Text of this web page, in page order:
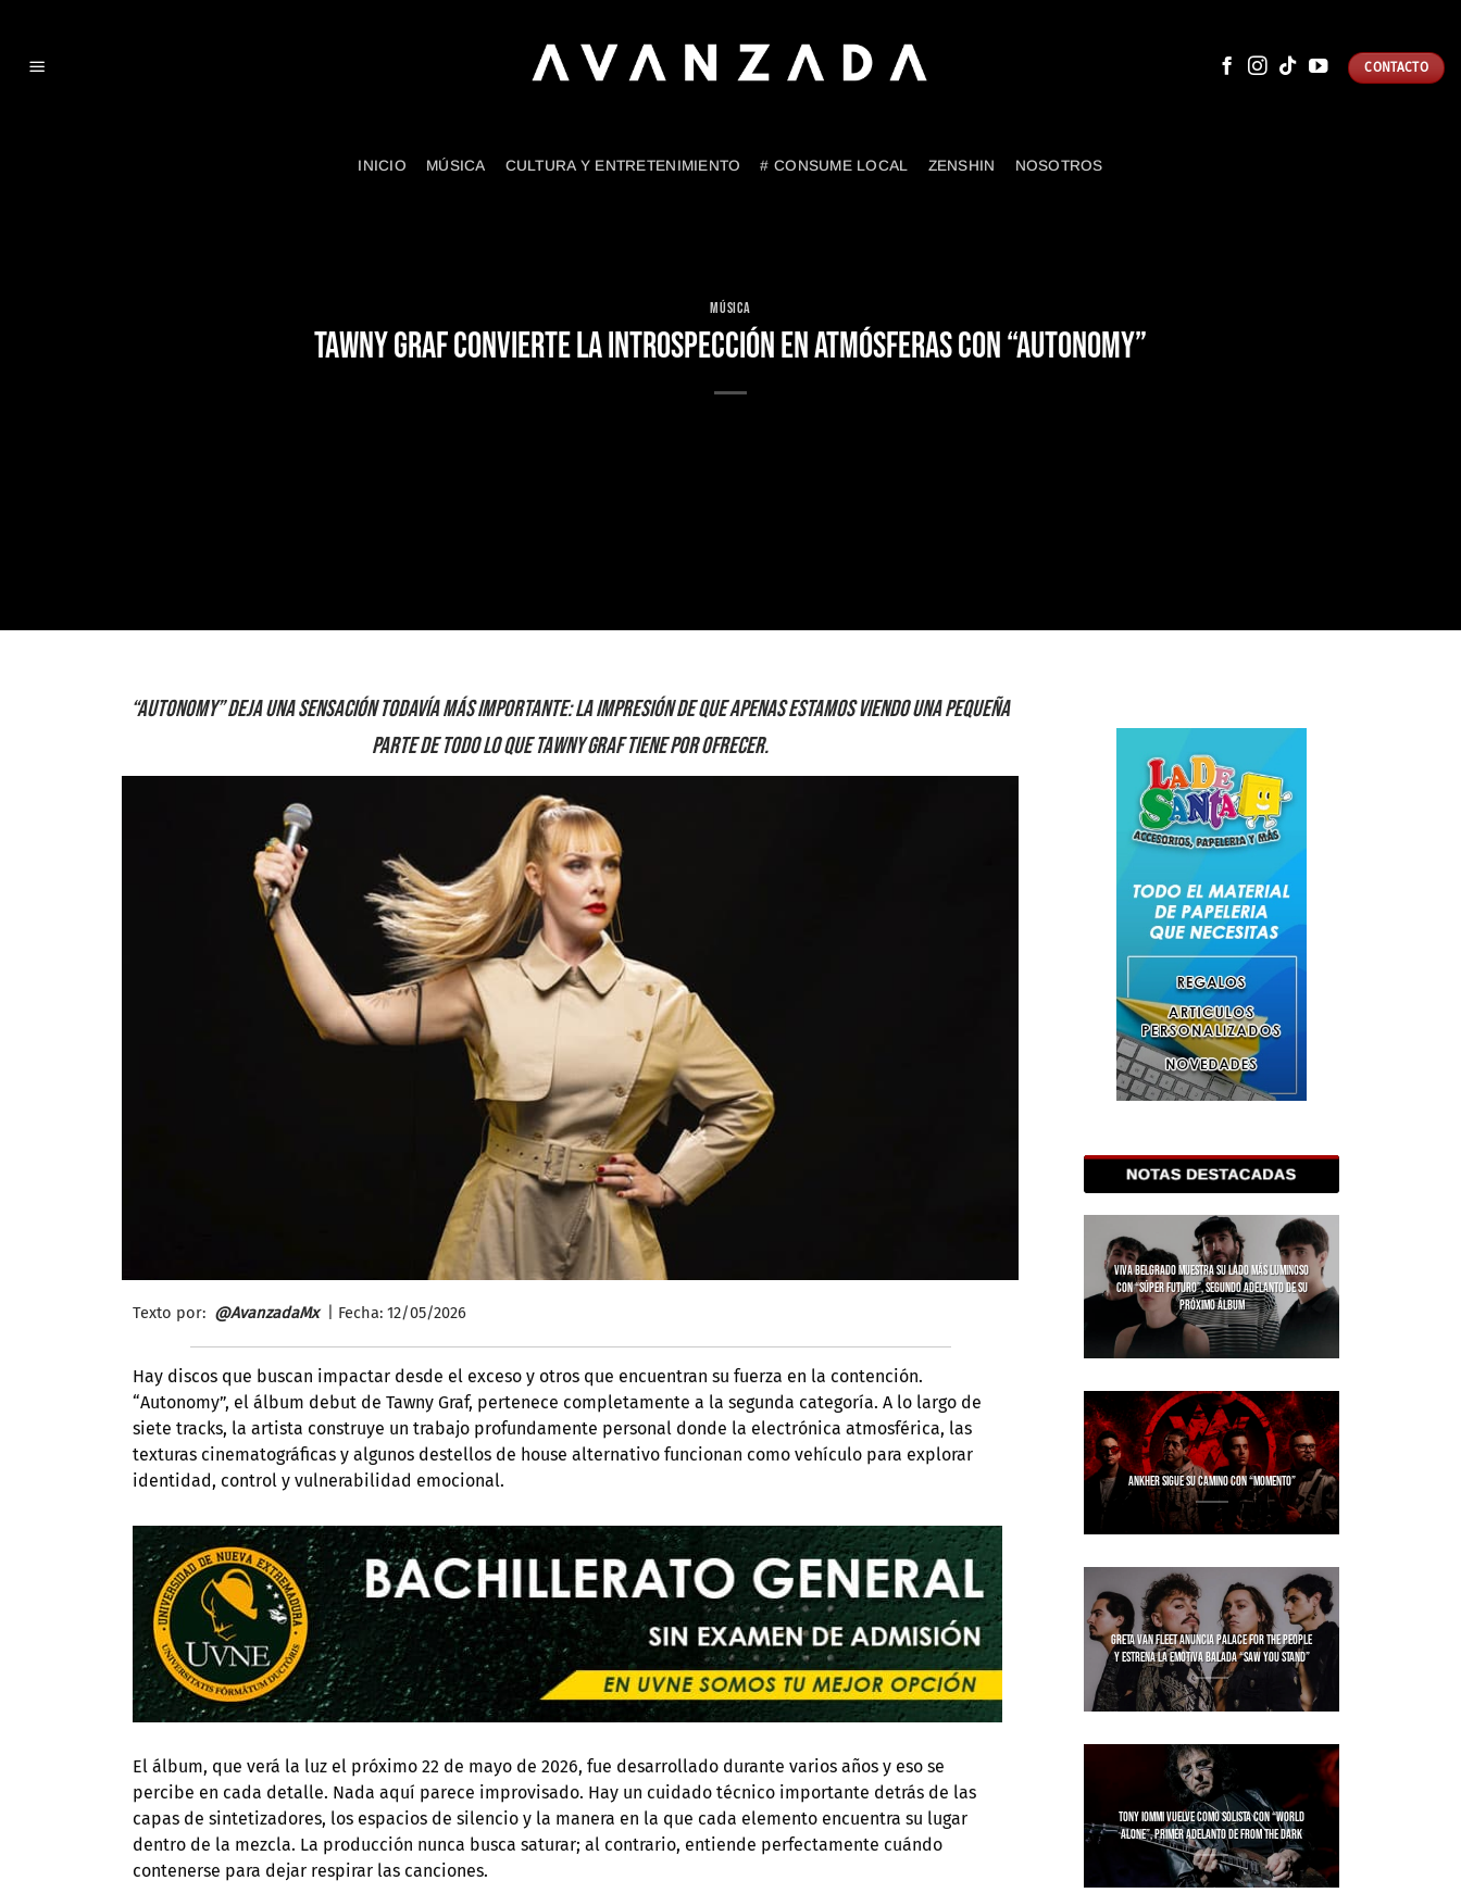
content
CONTACTO
INICIO MÚSICA CULTURA Y ENTRETENIMIENTO # CONSUME LOCAL ZENSHIN NOSOTROS
MÚSICA
TAWNY GRAF CONVIERTE LA INTROSPECCIÓN EN ATMÓSFERAS CON “AUTONOMY”
“Autonomy” deja una sensación todavía más importante: la impresión de que apenas estamos viendo una pequeña
parte de todo lo que Tawny Graf tiene por ofrecer.
Texto por: @AvanzadaMx | Fecha: 12/05/2026
Hay discos que buscan impactar desde el exceso y otros que encuentran su fuerza en la contención.
“Autonomy”, el álbum debut de Tawny Graf, pertenece completamente a la segunda categoría. A lo largo de
siete tracks, la artista construye un trabajo profundamente personal donde la electrónica atmosférica, las
texturas cinematográficas y algunos destellos de house alternativo funcionan como vehículo para explorar
identidad, control y vulnerabilidad emocional.
El álbum, que verá la luz el próximo 22 de mayo de 2026, fue desarrollado durante varios años y eso se
percibe en cada detalle. Nada aquí parece improvisado. Hay un cuidado técnico importante detrás de las
capas de sintetizadores, los espacios de silencio y la manera en la que cada elemento encuentra su lugar
dentro de la mezcla. La producción nunca busca saturar; al contrario, entiende perfectamente cuándo
contenerse para dejar respirar las canciones.
VIVA BELGRADO MUESTRA SU LADO MÁS LUMINOSO
CON “SÚPER FUTURO”, SEGUNDO ADELANTO DE SU
PRÓXIMO ÁLBUM
ANKHER SIGUE SU CAMINO CON “MOMENTO”
GRETA VAN FLEET ANUNCIA PALACE FOR THE PEOPLE
Y ESTRENA LA EMOTIVA BALADA “SAW YOU STAND”
TONY IOMMI VUELVE COMO SOLISTA CON “WORLD
ALONE”, PRIMER ADELANTO DE FROM THE DARK